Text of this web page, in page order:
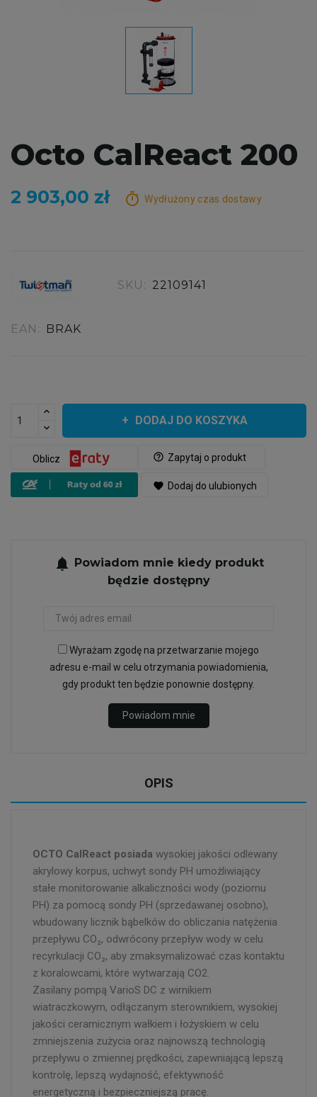
Octo CalReact 200
2 903,00 zł timer Wydłużony czas dostawy
SKU: 22109141
EAN: BRAK
DODAJ DO KOSZYKA
help_outline Zapytaj o produkt
Oblicz
favorite Dodaj do ulubionych
notifications Powiadom mnie kiedy produkt
będzie dostępny
Wyrażam zgodę na przetwarzanie mojego
adresu e-mail w celu otrzymania powiadomienia,
gdy produkt ten będzie ponownie dostępny.
Powiadom mnie
OPIS
OCTO CalReact posiada wysokiej jakości odlewany
akrylowy korpus, uchwyt sondy PH umożliwiający
stałe monitorowanie alkaliczności wody (poziomu
PH) za pomocą sondy PH (sprzedawanej osobno),
wbudowany licznik bąbelków do obliczania natężenia
przepływu CO₂, odwrócony przepływ wody w celu
recyrkulacji CO₂, aby zmaksymalizować czas kontaktu
z koralowcami, które wytwarzają CO2.
Zasilany pompą VarioS DC z wirnikiem
wiatraczkowym, odłączanym sterownikiem, wysokiej
jakości ceramicznym wałkiem i łożyskiem w celu
zmniejszenia zużycia oraz najnowszą technologią
przepływu o zmiennej prędkości, zapewniającą lepszą
kontrolę, lepszą wydajność, efektywność
energetyczną i bezpieczniejszą pracę.